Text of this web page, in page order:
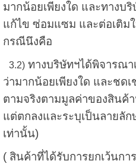
มากน้อยเพียงใด และทางบ
แก้ไข ซ่อมแซม และต่อเติม
กรณีนึงคือ
3.2)ทางบริษัทฯได้พิจารณา
ว่ามากน้อยเพียงใด และชด
ตามจริงตามมูลค่าของสินค้
แต่ตกลงและระบุเป็นลายลั
เท่านั้น)
( สินค้าที่ได้รับการยกเว้นกา